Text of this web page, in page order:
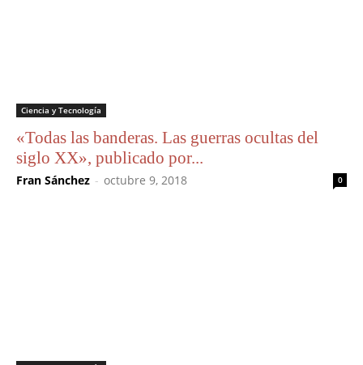
Ciencia y Tecnología
«Todas las banderas. Las guerras ocultas del
siglo XX», publicado por...
Fran Sánchez - octubre 9, 2018 0